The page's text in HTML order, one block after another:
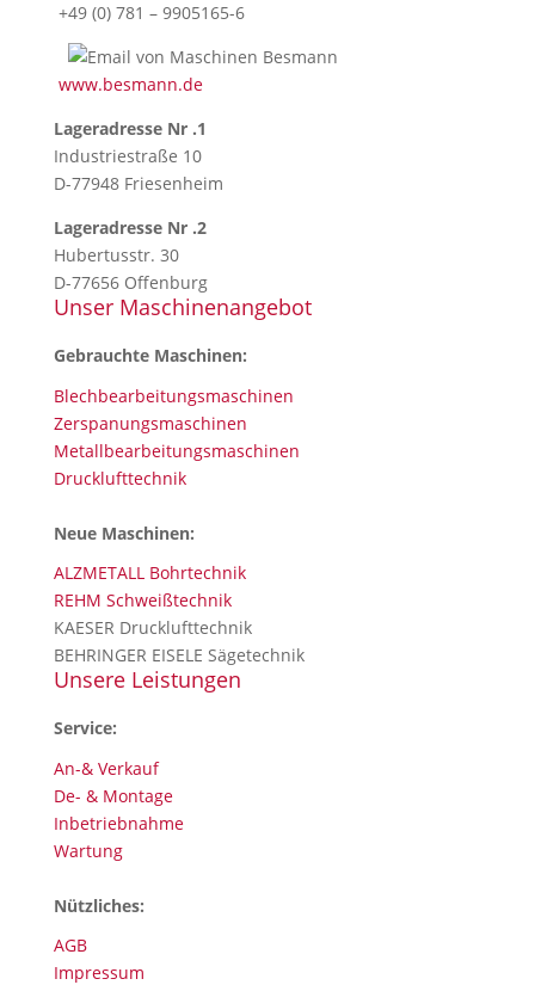
+49 (0) 781 – 9905165-6
www.besmann.de
Lageradresse Nr .1
Industriestraße 10
D-77948 Friesenheim
Lageradresse Nr .2
Hubertusstr. 30
D-77656 Offenburg
Unser Maschinenangebot
Gebrauchte Maschinen:
Blechbearbeitungsmaschinen
Zerspanungsmaschinen
Metallbearbeitungsmaschinen
Drucklufttechnik
Neue Maschinen:
ALZMETALL Bohrtechnik
REHM Schweißtechnik
KAESER Drucklufttechnik
BEHRINGER EISELE Sägetechnik
Unsere Leistungen
Service:
An-& Verkauf
De- & Montage
Inbetriebnahme
Wartung
Nützliches:
AGB
Impressum